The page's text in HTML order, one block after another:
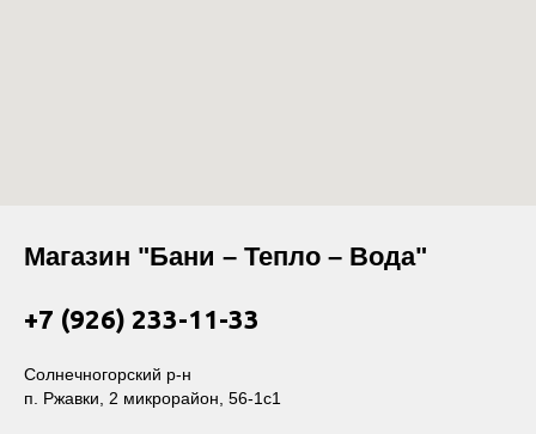
Магазин "Бани – Тепло – Вода"
+7 (926) 233-11-33
Солнечногорский р-н
п. Ржавки, 2 микрорайон, 56-1с1